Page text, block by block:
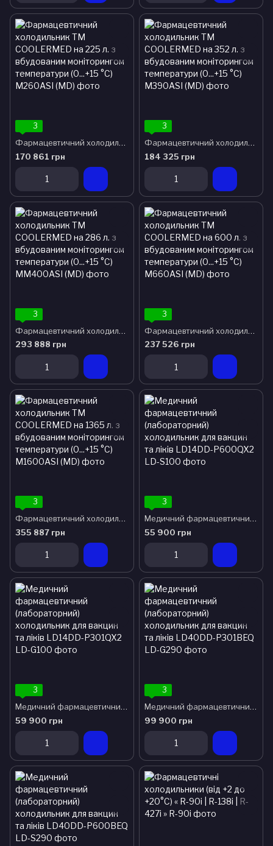
3
Фармацевтичний холодильник ТМ COOLERMED на 225 л. з вбудованим моніторингом температури (0...+15 °C)
170 861 грн
3
Фармацевтичний холодильник ТМ COOLERMED на 352 л. з вбудованим моніторингом температури (0...+15 °C)
184 325 грн
3
Фармацевтичний холодильник ТМ COOLERMED на 286 л. з вбудованим моніторингом температури (0...+15 °C)
293 888 грн
3
Фармацевтичний холодильник ТМ COOLERMED на 600 л. з вбудованим моніторингом температури (0...+15 °C)
237 526 грн
3
Фармацевтичний холодильник ТМ COOLERMED на 1365 л. з вбудованим моніторингом температури (0...+15 °C)
355 887 грн
3
Медичний фармацевтичний (лабораторний) холодильник для вакцин та ліків LD14DD-P600QX2
55 900 грн
3
Медичний фармацевтичний (лабораторний) холодильник для вакцин та ліків LD14DD-P301QX2
59 900 грн
3
Медичний фармацевтичний (лабораторний) холодильник для вакцин та ліків LD40DD-P301BEQ
99 900 грн